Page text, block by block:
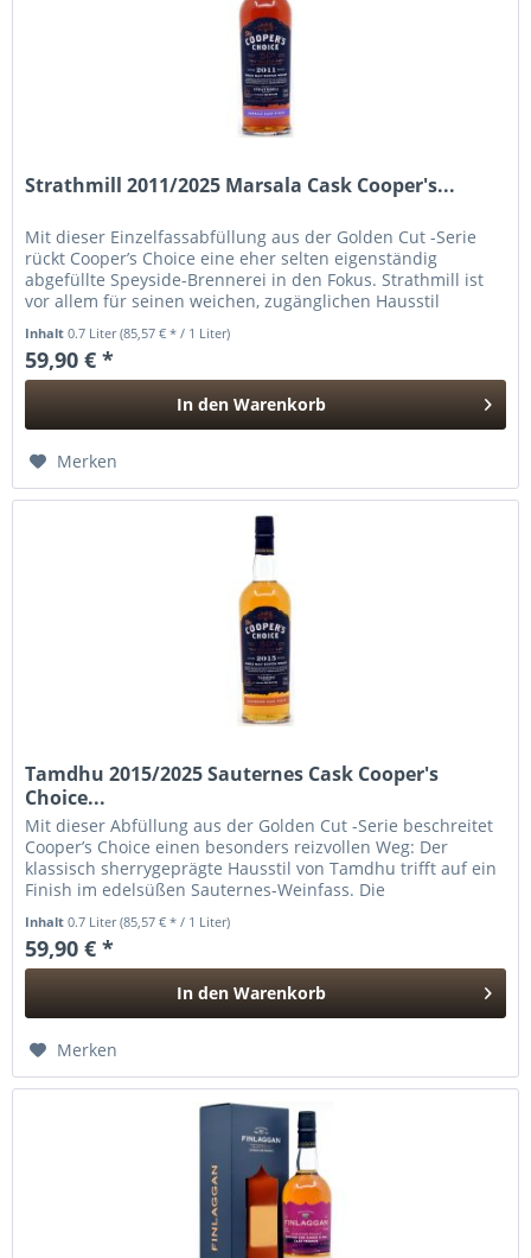
Strathmill 2011/2025 Marsala Cask Cooper's...
Mit dieser Einzelfassabfüllung aus der Golden Cut -Serie
rückt Cooper’s Choice eine eher selten eigenständig
abgefüllte Speyside-Brennerei in den Fokus. Strathmill ist
vor allem für seinen weichen, zugänglichen Hausstil
Inhalt0.7 Liter(85,57 € * / 1 Liter)
59,90 € *
In den Warenkorb
Merken
Tamdhu 2015/2025 Sauternes Cask Cooper's
Choice...
Mit dieser Abfüllung aus der Golden Cut -Serie beschreitet
Cooper’s Choice einen besonders reizvollen Weg: Der
klassisch sherrygeprägte Hausstil von Tamdhu trifft auf ein
Finish im edelsüßen Sauternes-Weinfass. Die
Inhalt0.7 Liter(85,57 € * / 1 Liter)
59,90 € *
In den Warenkorb
Merken